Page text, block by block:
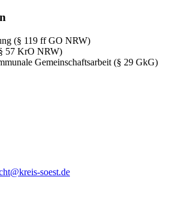
(§ 119 ff GO NRW)
57 KrO NRW)
Gemeinschaftsarbeit (§ 29 GkG)
soest.de